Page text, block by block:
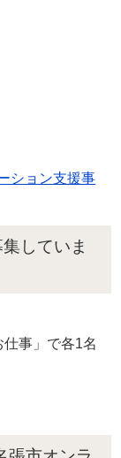
ション支援事
していま
事」で各1名